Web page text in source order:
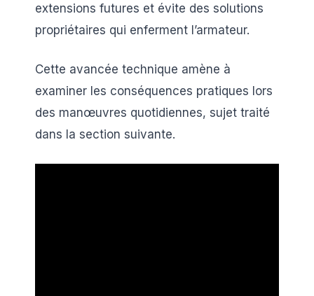
extensions futures et évite des solutions
propriétaires qui enferment l’armateur.
Cette avancée technique amène à
examiner les conséquences pratiques lors
des manœuvres quotidiennes, sujet traité
dans la section suivante.